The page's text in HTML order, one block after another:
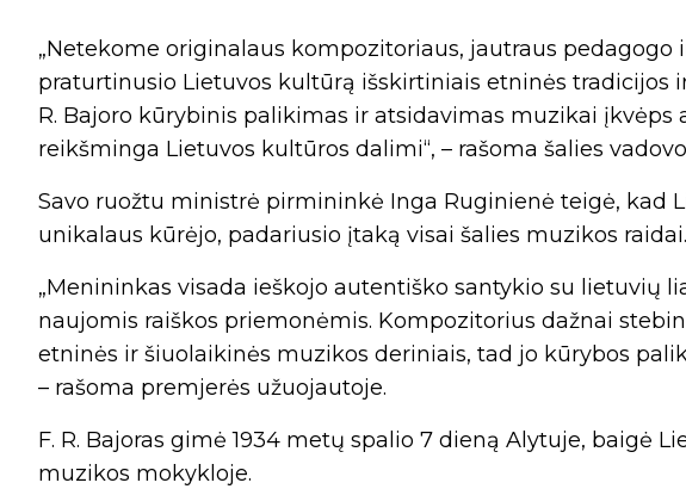
„Netekome originalaus kompozitoriaus, jautraus pedagogo
praturtinusio Lietuvos kultūrą išskirtiniais etninės tradicijos
R. Bajoro kūrybinis palikimas ir atsidavimas muzikai įkvėps
reikšminga Lietuvos kultūros dalimi“, – rašoma šalies
Savo ruožtu ministrė pirmininkė Inga Ruginienė teigė, kad
unikalaus kūrėjo, padariusio įtaką visai šalies muzikos raidai.
„Menininkas visada ieškojo autentiško santykio su lietuvių
naujomis raiškos priemonėmis. Kompozitorius dažnai
etninės ir šiuolaikinės muzikos deriniais, tad jo kūrybos
– rašoma premjerės užuojautoje.
F. R. Bajoras gimė 1934 metų spalio 7 dieną Alytuje, baigė
muzikos mokykloje.